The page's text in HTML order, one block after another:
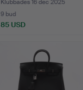
Klubbades 16 dec 2025
9 bud
85 USD